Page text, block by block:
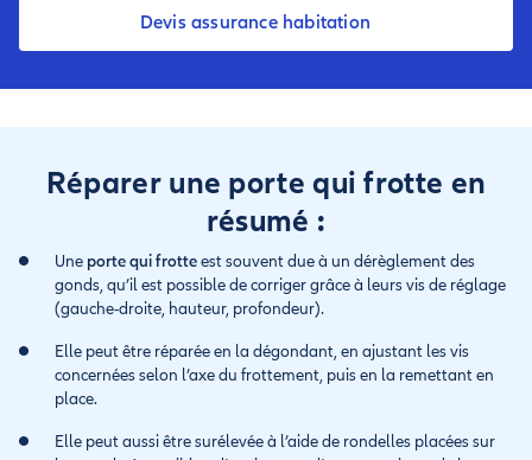
Devis assurance habitation
Réparer une porte qui frotte en
résumé :
Une porte qui frotteest souvent due à un dérèglement des
gonds, qu’il est possible de corriger grâce à leurs vis de réglage
(gauche-droite, hauteur, profondeur).
Elle peut être réparée en la dégondant, en ajustant les vis
concernées selon l’axe du frottement, puis en la remettant en
place.
Elle peut aussi être surélevée à l’aide de rondelles placées sur